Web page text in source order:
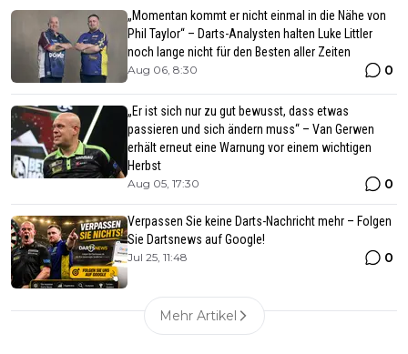
„Momentan kommt er nicht einmal in die Nähe von
Phil Taylor“ – Darts-Analysten halten Luke Littler
noch lange nicht für den Besten aller Zeiten
Aug 06, 8:30 0
„Er ist sich nur zu gut bewusst, dass etwas
passieren und sich ändern muss“ – Van Gerwen
erhält erneut eine Warnung vor einem wichtigen
Herbst
Aug 05, 17:30 0
Verpassen Sie keine Darts-Nachricht mehr – Folgen
Sie Dartsnews auf Google!
Jul 25, 11:48 0
Mehr Artikel